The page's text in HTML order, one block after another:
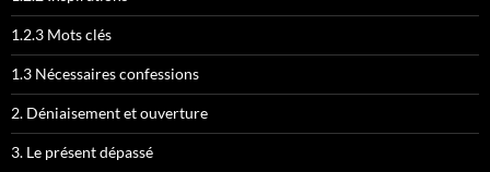
1.2.3 Mots clés
1.3 Nécessaires confessions
2. Déniaisement et ouverture
3. Le présent dépassé